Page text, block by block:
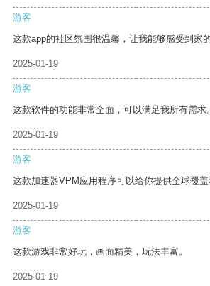
游客
这款app的社区氛围很温馨，让我能够感受到家的
2025-01-19
游客
这款软件的功能非常全面，可以满足我所有需求。
2025-01-19
游客
这款加速器VPM应用程序可以给你提供全球覆盖
2025-01-19
游客
这款游戏非常好玩，画面精美，玩法丰富。
2025-01-19